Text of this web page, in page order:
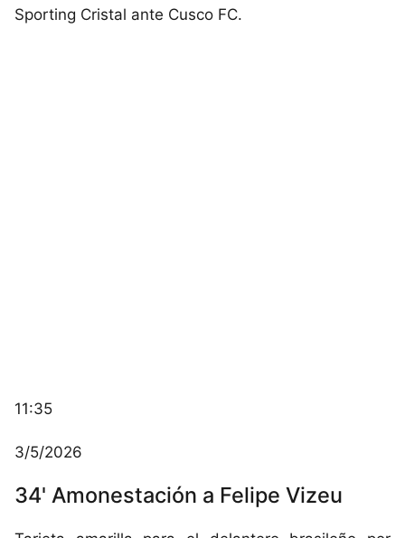
Sporting Cristal ante Cusco FC.
11:35
3/5/2026
34' Amonestación a Felipe Vizeu